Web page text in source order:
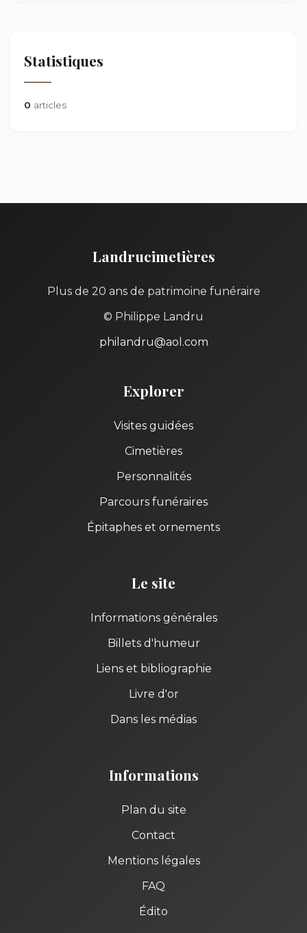
Statistiques
0 articles
Landrucimetières
Plus de 20 ans de patrimoine funéraire
© Philippe Landru
philandru@aol.com
Explorer
Visites guidées
Cimetières
Personnalités
Parcours funéraires
Épitaphes et ornements
Le site
Informations générales
Billets d'humeur
Liens et bibliographie
Livre d'or
Dans les médias
Informations
Plan du site
Contact
Mentions légales
FAQ
Édito